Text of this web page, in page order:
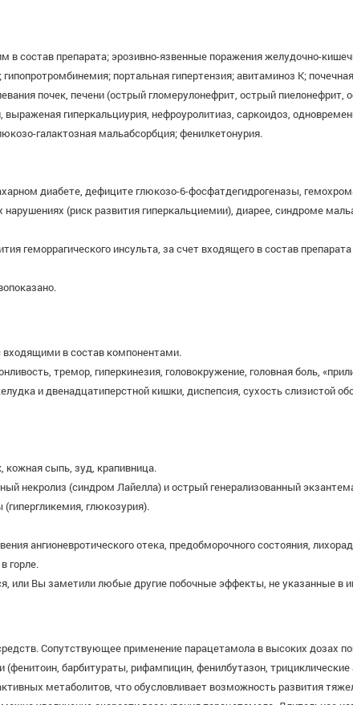
состав препарата; эрозивно-язвенные поражения желудочно-
портальная гипертензия; авитаминоз К;
почек, печени (острый гломерулонефрит, острый пиелонефрит,
гиперкальциурия, нефроуролитиаз, саркоидоз,
галактозная мальабсорбция; фенилкетонурия.
диабете, дефиците глюкозо-6-фосфатдегидрогеназы,
(риск развития гиперкальциемии), диарее, синдроме
геморрагического инсульта, за счет входящего в состав
в состав компонентами.
тремор, гиперкинезия, головокружение, головная боль,
и двенадцатиперстной кишки, диспепсия, сухость слизистой
кожная сыпь, зуд, крапивница.
некролиз (синдром Лайелла) и острый генерализованный
глюкозурия).
ангионевротического отека, предобморочного состояния,
горле.
или Вы заметили любые другие побочные эффекты, не указанные в
Сопутствующее применение парацетамола в высоких дозах
барбитураты, рифампицин, фенилбутазон,
метаболитов, что обусловливает возможность развития